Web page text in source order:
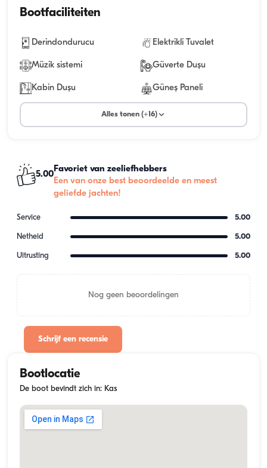
Bootfaciliteiten
Derindondurucu Elektrikli Tuvalet
Müzik sistemi Güverte Duşu
Kabin Duşu Güneş Paneli
Alles tonen (+16)
5.00
Favoriet van zeeliefhebbers
Een van onze best beoordeelde en meest
geliefde jachten!
Service 5.00
Netheid 5.00
Uitrusting 5.00
Nog geen beoordelingen
Schrijf een recensie
Bootlocatie
De boot bevindt zich in: Kas